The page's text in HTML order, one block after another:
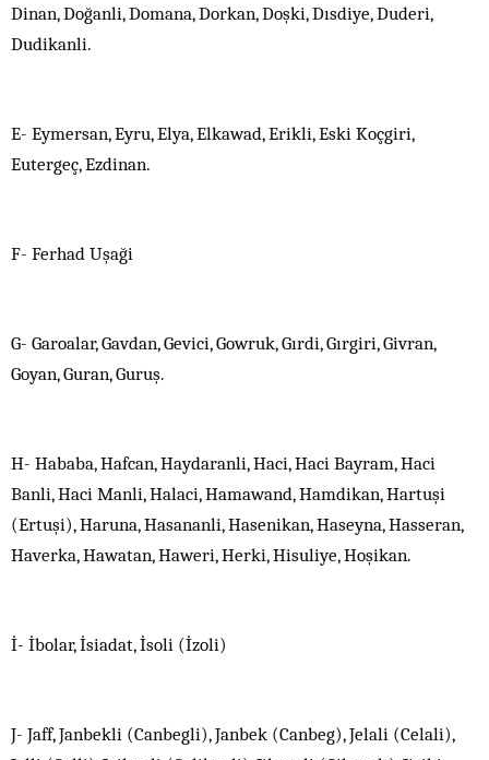
Dinan, Doğanli, Domana, Dorkan, Doşki, Dısdiye, Duderi,
Dudikanli.
E- Eymersan, Eyru, Elya, Elkawad, Erikli, Eski Koçgiri,
Eutergeç, Ezdinan.
F- Ferhad Uşaği
G- Garoalar, Gavdan, Gevici, Gowruk, Gırdi, Gırgiri, Givran,
Goyan, Guran, Guruş.
H- Hababa, Hafcan, Haydaranli, Haci, Haci Bayram, Haci
Banli, Haci Manli, Halaci, Hamawand, Hamdikan, Hartuşi
(Ertuşi), Haruna, Hasananli, Hasenikan, Haseyna, Hasseran,
Haverka, Hawatan, Haweri, Herki, Hisuliye, Hoşikan.
İ- İbolar, İsiadat, İsoli (İzoli)
J- Jaff, Janbekli (Canbegli), Janbek (Canbeg), Jelali (Celali),